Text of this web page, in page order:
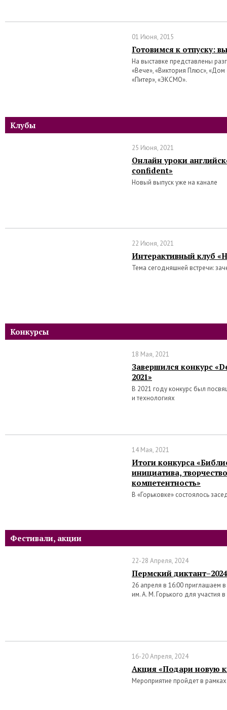
01 Июня, 2015
Готовимся к отпуску:
На выставке представлены
«Вече», «Виктория Плюс», «Дом
«Питер», «ЭКСМО».
Клубы
25 Июня, 2021
Онлайн уроки
confident»
Новый выпуск уже на канале
22 Июня, 2021
Интерактивный клуб
Тема сегодняшней встречи:
Конкурсы
18 Мая, 2021
Завершился конкурс
2021»
В 2021 году конкурс был
и технологиях
14 Мая, 2021
Итоги конкурса
инициатива,
компетентность»
В «Горьковке» состоялось
Фестивали, акции
22-28 Апреля, 2024
Пермский диктант–2024
26 апреля в 16:00 приглашаем
им. А. М. Горького для участия
16-20 Апреля, 2024
Акция «Подари новую
Мероприятие пройдет в